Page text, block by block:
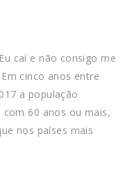
caí e não consigo me
cinco anos entre
a população
com 60 anos ou mais,
nos países mais